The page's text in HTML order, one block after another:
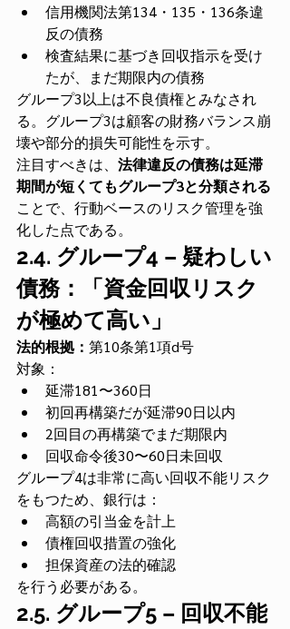
信用機関法第134・135・136条違
反の債務
検査結果に基づき回収指示を受け
たが、まだ期限内の債務
グループ3以上は不良債権とみなされ
る。グループ3は顧客の財務バランス崩
壊や部分的損失可能性を示す。
注目すべきは、 法律違反の債務は延滞
期間が短くてもグループ3と分類される
ことで、行動ベースのリスク管理を強
化した点である。
2.4. グループ4 – 疑わしい
債務：「資金回収リスク
が極めて高い」
法的根拠： 第10条第1項d号
対象：
延滞181〜360日
初回再構築だが延滞90日以内
2回目の再構築でまだ期限内
回収命令後30〜60日未回収
グループ4は非常に高い回収不能リスク
をもつため、銀行は：
高額の引当金を計上
債権回収措置の強化
担保資産の法的確認
を行う必要がある。
2.5. グループ5 – 回収不能